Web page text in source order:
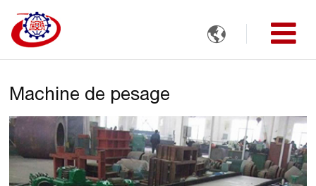

Machine de pesage